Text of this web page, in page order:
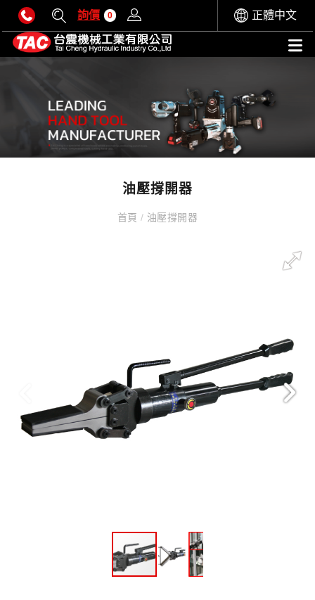
詢價 0 正體中文
油壓撐開器
首頁/ 油壓撐開器